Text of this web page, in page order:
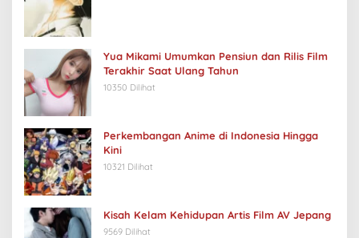
Yua Mikami Umumkan Pensiun dan Rilis Film
Terakhir Saat Ulang Tahun
10350 Dilihat
Perkembangan Anime di Indonesia Hingga
Kini
10321 Dilihat
Kisah Kelam Kehidupan Artis Film AV Jepang
9569 Dilihat